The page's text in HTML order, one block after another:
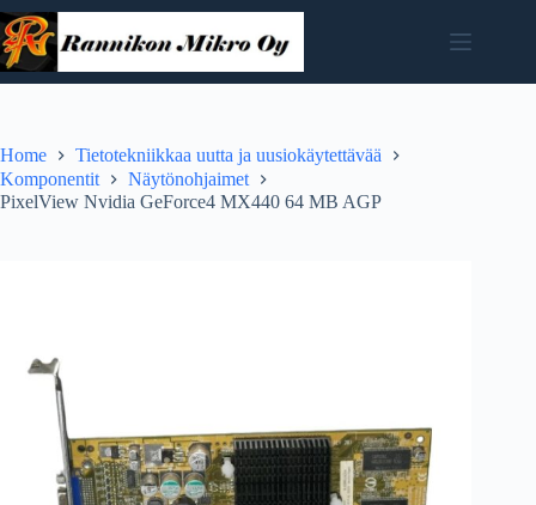
Skip
to
content
Home
Tietotekniikkaa uutta ja uusiokäytettävää
Komponentit
Näytönohjaimet
PixelView Nvidia GeForce4 MX440 64 MB AGP